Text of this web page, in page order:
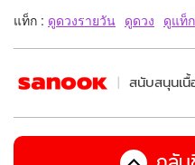
แท็ก : ดูดวงรายวัน ดูดวง ดูแท็
สนับสนุนเนื้